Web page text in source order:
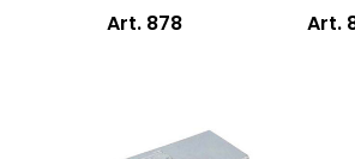
Art. 878
Art.